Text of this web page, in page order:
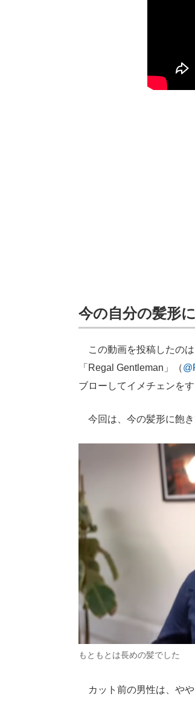
今の自分の髪形
この動画を投稿したの
「Regal Gentleman」（
ブローしてイメチェンを
今回は、今の髪形に飽き
もともとは長めの髪でした
カット前の男性は、やや